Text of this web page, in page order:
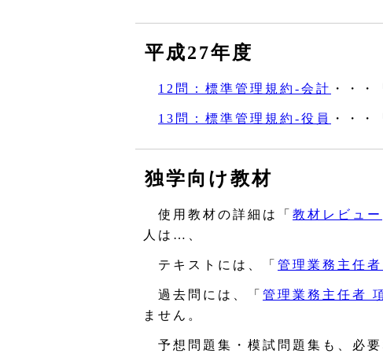
平成27年度
12問：標準管理規約‐会計 ・・・
13問：標準管理規約‐役員 ・・・
独学向け教材
使用教材の詳細は「 教材レビュー
人は…、
テキストには、「 管理業務主任
過去問には、「 管理業務主任者
ません。
予想問題集・模試問題集も、必要